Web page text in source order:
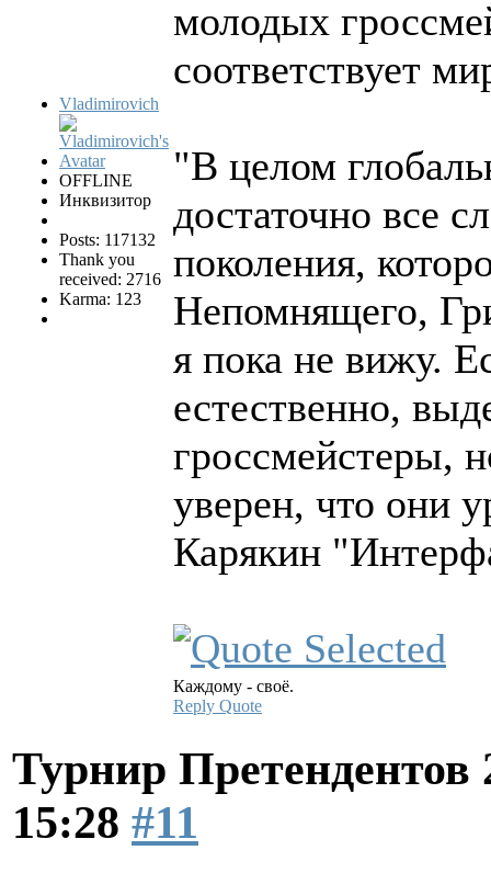
Vladimirovich
OFFLINE
Инквизитор
Posts: 117132
Thank you
received: 2716
Karma: 123
молодых
соответствует
"В целом
достаточно все
поколения,
Непомнящего,
я пока не вижу.
естественно,
гроссмейстеры,
уверен, что они
Карякин
Каждому - своё.
Reply Quote
Турнир Претендентов
15:28 #11